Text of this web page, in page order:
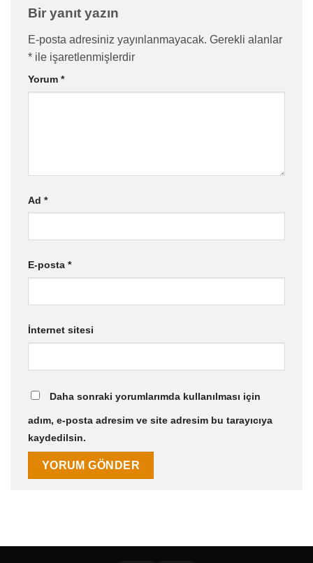
Bir yanıt yazın
E-posta adresiniz yayınlanmayacak. Gerekli alanlar
* ile işaretlenmişlerdir
Yorum *
Ad *
E-posta *
İnternet sitesi
Daha sonraki yorumlarımda kullanılması için
adım, e-posta adresim ve site adresim bu tarayıcıya
kaydedilsin.